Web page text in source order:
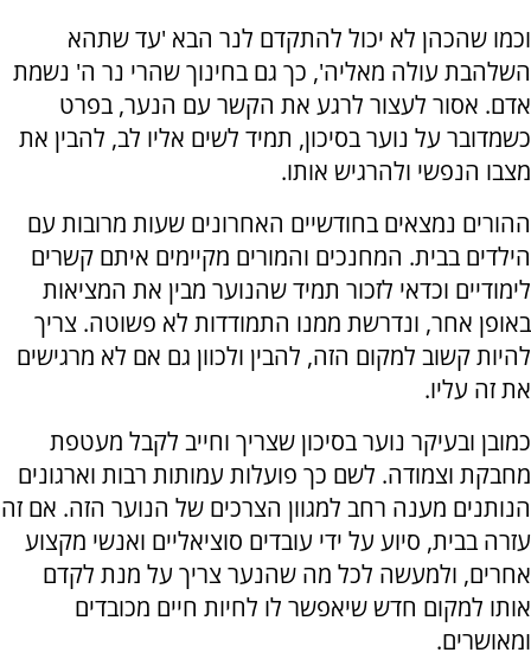
וכמו שהכהן לא יכול להתקדם לנר הבא 'עד שתהא
השלהבת עולה מאליה', כך גם בחינוך שהרי נר ה' נשמת
אדם. אסור לעצור לרגע את הקשר עם הנער, בפרט
כשמדובר על נוער בסיכון, תמיד לשים אליו לב, להבין את
מצבו הנפשי ולהרגיש אותו.
ההורים נמצאים בחודשיים האחרונים שעות מרובות עם
הילדים בבית. המחנכים והמורים מקיימים איתם קשרים
לימודיים וכדאי לזכור תמיד שהנוער מבין את המציאות
באופן אחר, ונדרשת ממנו התמודדות לא פשוטה. צריך
להיות קשוב למקום הזה, להבין ולכוון גם אם לא מרגישים
את זה עליו.
כמובן ובעיקר נוער בסיכון שצריך וחייב לקבל מעטפת
מחבקת וצמודה. לשם כך פועלות עמותות רבות וארגונים
הנותנים מענה רחב למגוון הצרכים של הנוער הזה. אם זה
עזרה בבית, סיוע על ידי עובדים סוציאליים ואנשי מקצוע
אחרים, ולמעשה לכל מה שהנער צריך על מנת לקדם
אותו למקום חדש שיאפשר לו לחיות חיים מכובדים
ומאושרים.